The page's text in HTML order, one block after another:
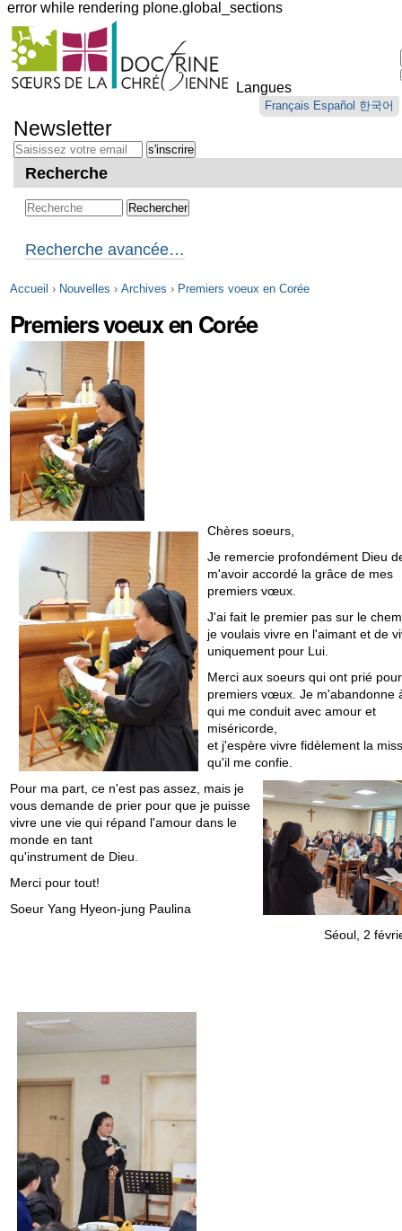
error while rendering plone.global_sections
Outils
personnels
Langues
Français Español 한국어
au
contenu.
Aller
navigation
Newsletter
Recherche
Recherche avancée…
Accueil › Nouvelles › Archives › Premiers voeux en Corée
Premiers voeux en Corée
Chères soeurs,
Je remercie profondément Dieu
m'avoir accordé la grâce de mes
premiers vœux.
J'ai fait le premier pas sur le
je voulais vivre en l'aimant et de
uniquement pour Lui.
Merci aux soeurs qui ont prié
premiers vœux. Je m'abandonne
qui me conduit avec amour et
miséricorde,
et j'espère vivre fidèlement la
qu'il me confie.
Pour ma part, ce n'est pas assez, mais je
vous demande de prier pour que je puisse
vivre une vie qui répand l'amour dans le
monde en tant
qu'instrument de Dieu.
Merci pour tout!
Soeur Yang Hyeon-jung Paulina
Séoul, 2